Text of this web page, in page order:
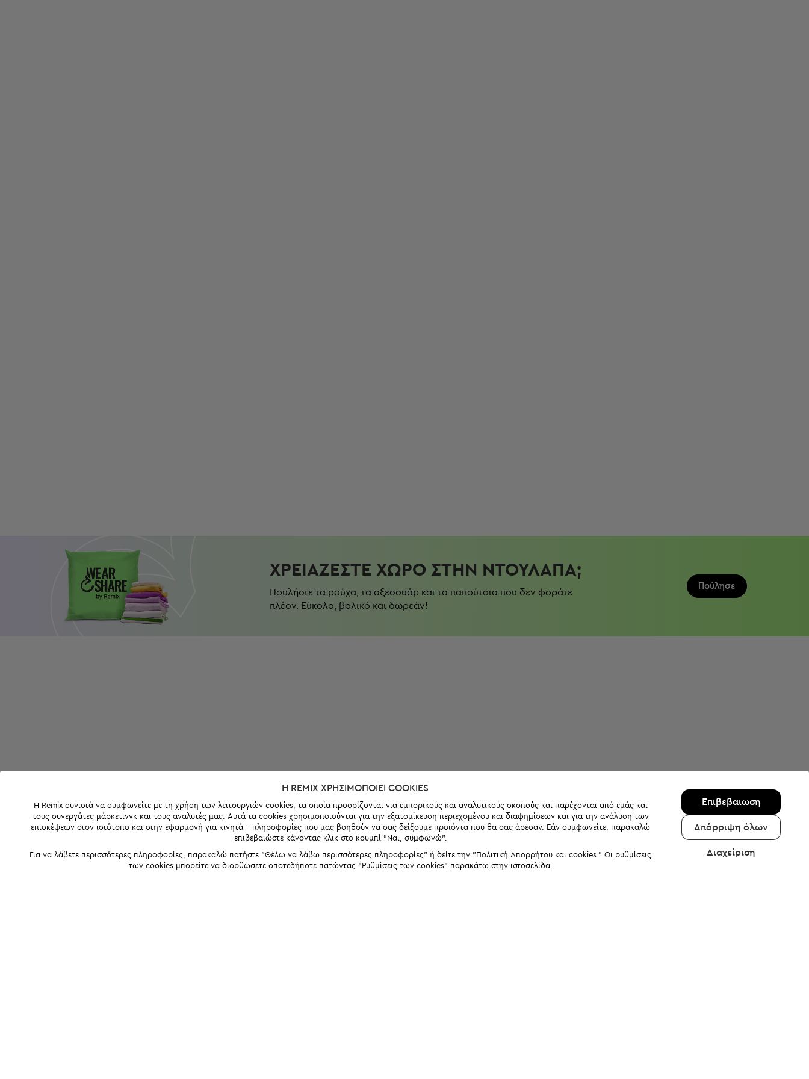
ΧΡΕΙΆΖΕΣΤΕ ΧΏΡΟ ΣΤΗΝ ΝΤΟΥΛΆΠΑ;
Πουλήστε τα ρούχα, τα αξεσουάρ και τα παπούτσια που δεν φοράτε
πλέον. Εύκολο, βολικό και δωρεάν!
Πούλησε
Η REMIX ΧΡΗΣΙΜΟΠΟΙΕΊ COOKIES
Η Remix συνιστά να συμφωνείτε με τη χρήση των λειτουργιών cookies, τα οποία προορίζονται για εμπορικούς και αναλυτικούς σκοπούς και παρέχονται από εμάς και
τους συνεργάτες μάρκετινγκ και τους αναλυτές μας. Αυτά τα cookies χρησιμοποιούνται για την εξατομίκευση περιεχομένου και διαφημίσεων και για την ανάλυση των
επισκέψεων στον ιστότοπο και στην εφαρμογή για κινητά - πληροφορίες που μας βοηθούν να σας δείξουμε προϊόντα που θα σας άρεσαν. Εάν συμφωνείτε, παρακαλώ
επιβεβαιώστε κάνοντας κλικ στο κουμπί "Ναι, συμφωνώ".
Για να λάβετε περισσότερες πληροφορίες, παρακαλώ πατήστε "Θέλω να λάβω περισσότερες πληροφορίες" ή δείτε την "Πολιτική Απορρήτου και cookies." Οι ρυθμίσεις
των cookies μπορείτε να διορθώσετε οποτεδήποτε πατώντας "Ρυθμίσεις των cookies" παρακάτω στην ιστοσελίδα.
Επιβεβαιωση
Απόρριψη όλων
Διαχείριση